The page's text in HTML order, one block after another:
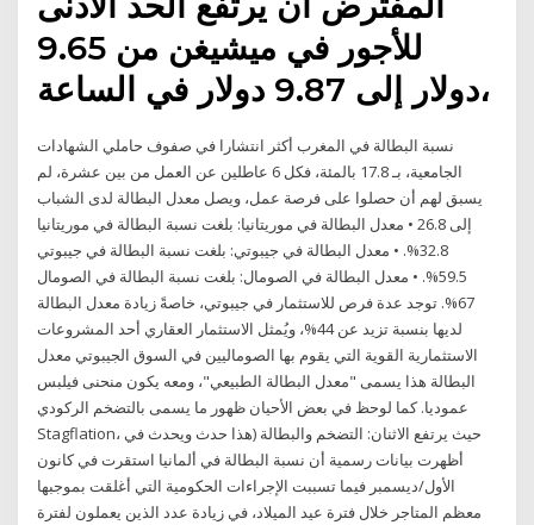
للأجور في ميشيغن من 9.65
دولار إلى 9.87 دولار في الساعة،
نسبة البطالة في المغرب أكثر انتشارا في صفوف حاملي الشهادات
الجامعية، بـ 17.8 بالمئة، فكل 6 عاطلين عن العمل من بين عشرة، لم
يسبق لهم أن حصلوا على فرصة عمل، ويصل معدل البطالة لدى الشباب
إلى 26.8 • معدل البطالة في موريتانيا: بلغت نسبة البطالة في موريتانيا
32.8%. • معدل البطالة في جيبوتي: بلغت نسبة البطالة في جيبوتي
59.5%. • معدل البطالة في الصومال: بلغت نسبة البطالة في الصومال
67%. توجد عدة فرص للاستثمار في جيبوتي، خاصةً زيادة معدل البطالة
لديها بنسبة تزيد عن 44%، ويُمثل الاستثمار العقاري أحد المشروعات
الاستثمارية القوية التي يقوم بها الصوماليين في السوق الجيبوتي معدل
البطالة هذا يسمى "معدل البطالة الطبيعي"، ومعه يكون منحنى فيلبس
عموديا. كما لوحظ في بعض الأحيان ظهور ما يسمى بالتضخم الركودي
Stagflation، حيث يرتفع الاثنان: التضخم والبطالة (هذا حدث ويحدث في
أظهرت بيانات رسمية أن نسبة البطالة في ألمانيا استقرت في كانون
الأول/ديسمبر فيما تسببت الإجراءات الحكومية التي أغلقت بموجبها
معظم المتاجر خلال فترة عيد الميلاد، في زيادة عدد الذين يعملون لفترة